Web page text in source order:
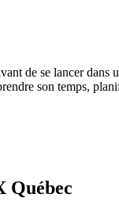
de se lancer dans
son temps,
Québec